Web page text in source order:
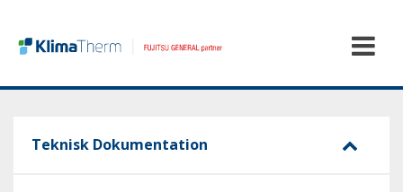
Teknisk Dokumentation